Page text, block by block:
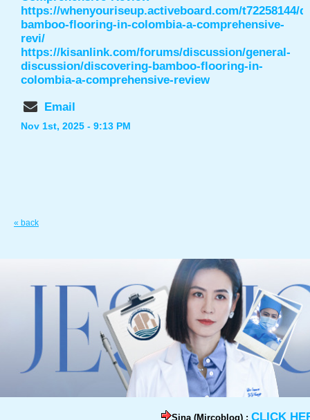
https://whenyouriseup.activeboard.com/t72258144/
bamboo-flooring-in-colombia-a-comprehensive-
revi/
https://kisanlink.com/forums/discussion/general-
discussion/discovering-bamboo-flooring-in-
colombia-a-comprehensive-review
Email
Nov 1st, 2025 - 9:13 PM
« back
Sina (Mircoblog) : CLICK